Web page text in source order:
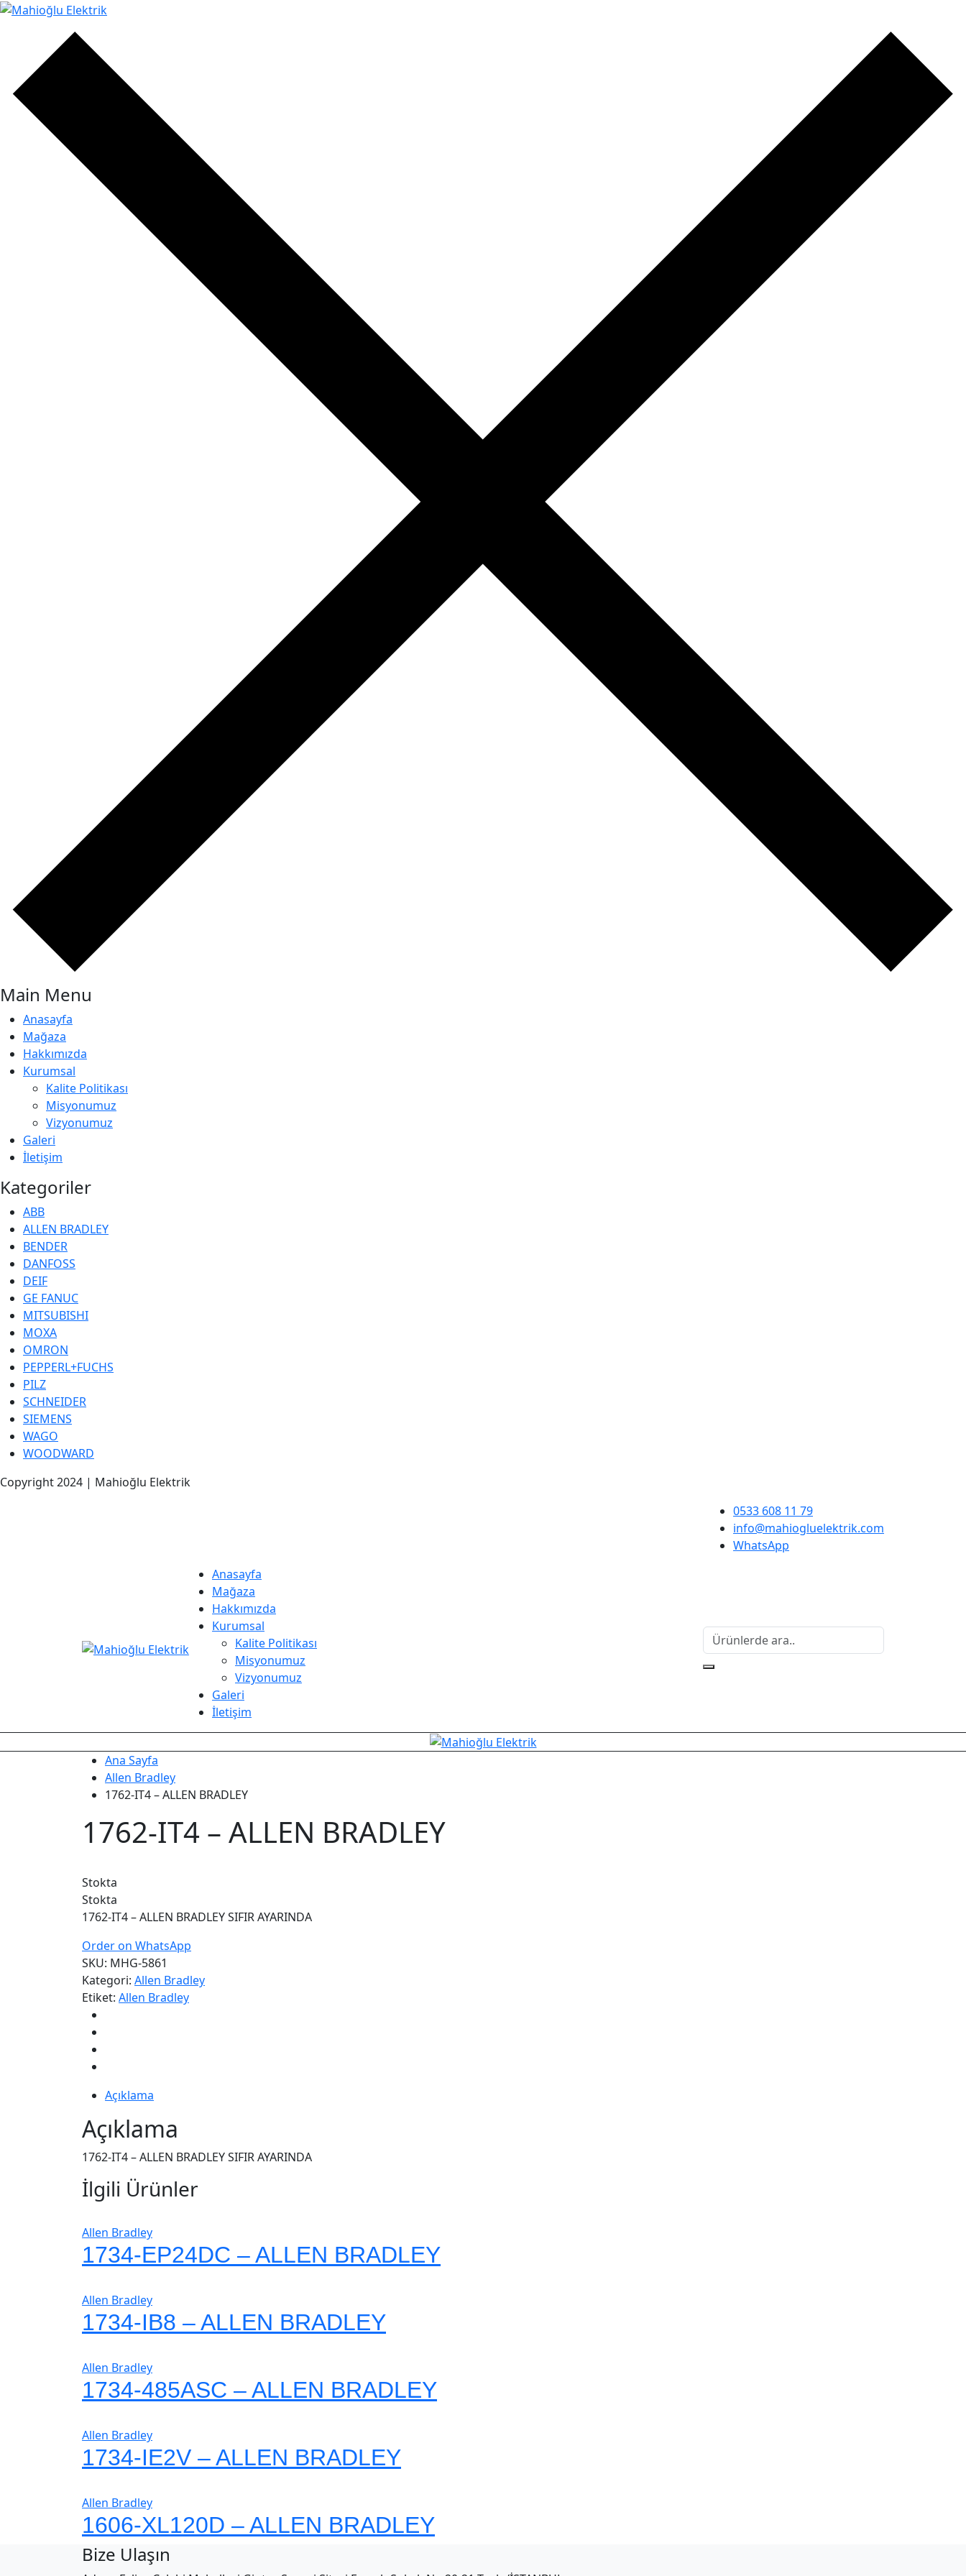
Main Menu
Anasayfa
Mağaza
Hakkımızda
Kurumsal
Kalite Politikası
Misyonumuz
Vizyonumuz
Galeri
İletişim
Kategoriler
ABB
ALLEN BRADLEY
BENDER
DANFOSS
DEIF
GE FANUC
MITSUBISHI
MOXA
OMRON
PEPPERL+FUCHS
PILZ
SCHNEIDER
SIEMENS
WAGO
WOODWARD
Copyright 2024 | Mahioğlu Elektrik
0533 608 11 79
info@mahiogluelektrik.com
WhatsApp
Anasayfa
Mağaza
Hakkımızda
Kurumsal
Kalite Politikası
Misyonumuz
Vizyonumuz
Galeri
İletişim
Ana Sayfa
Allen Bradley
1762-IT4 – ALLEN BRADLEY
1762-IT4 – ALLEN BRADLEY
Stokta
Stokta
1762-IT4 – ALLEN BRADLEY SIFIR AYARINDA
Order on WhatsApp
SKU: MHG-5861
Kategori: Allen Bradley
Etiket: Allen Bradley
Açıklama
Açıklama
1762-IT4 – ALLEN BRADLEY SIFIR AYARINDA
İlgili Ürünler
Allen Bradley
1734-EP24DC – ALLEN BRADLEY
Allen Bradley
1734-IB8 – ALLEN BRADLEY
Allen Bradley
1734-485ASC – ALLEN BRADLEY
Allen Bradley
1734-IE2V – ALLEN BRADLEY
Allen Bradley
1606-XL120D – ALLEN BRADLEY
Bize Ulaşın